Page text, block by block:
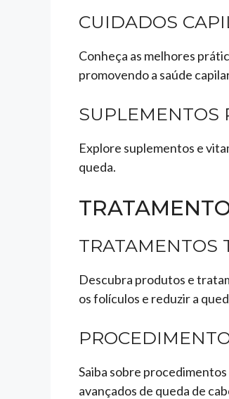
CUIDADOS
Conheça as melhores
promovendo a saúde
SUPLEMENTOS
Explore suplementos e
queda.
TRATAMENTOS
Descubra produtos e
os folículos e reduzir a
Saiba sobre
avançados de queda de